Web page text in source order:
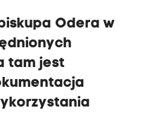
Odera w
tam jest